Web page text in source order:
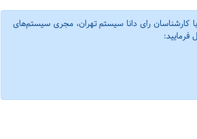
کارشناسان رای دانا سیستم تهران، مجری سیستم‌های
فرمایید: